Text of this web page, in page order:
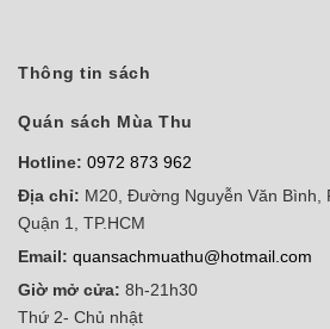
Thông tin sách
Quán sách Mùa Thu
Hotline: 0972 873 962
Địa chỉ: M20, Đường Nguyễn Văn Bình,
Quận 1, TP.HCM
Email: quansachmuathu@hotmail.com
Giờ mở cửa: 8h-21h30
Thứ 2- Chủ nhật